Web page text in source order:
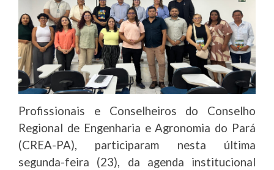
Profissionais e Conselheiros do Conselho
Regional de Engenharia e Agronomia do Pará
(CREA-PA), participaram nesta última
segunda-feira (23), da agenda institucional